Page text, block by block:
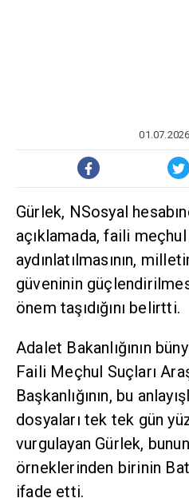
Gürlek, NSosyal
açıklamada, faili meçhul
aydınlatılmasının,
güveninin
önem taşıdığını belirtti.
Adalet Bakanlığının
Faili Meçhul Suçları
Başkanlığının, bu
dosyaları tek tek gün
vurgulayan Gürlek,
örneklerinden birinin
ifade etti.